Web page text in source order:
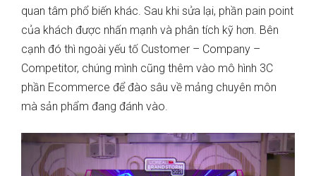
quan tâm phổ biến khác. Sau khi sửa lại, phần pain point
của khách được nhấn mạnh và phân tích kỹ hơn. Bên
cạnh đó thì ngoài yếu tố Customer – Company –
Competitor, chúng mình cũng thêm vào mô hình 3C
phần Ecommerce để đào sâu về mảng chuyên môn
mà sản phẩm đang đánh vào.